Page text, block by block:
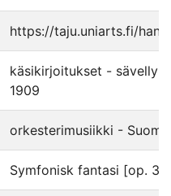
https://taju.uniarts.fi/
käsikirjoitukset -
1909
orkesterimusiikki - Suomi
Symfonisk fantasi [op.